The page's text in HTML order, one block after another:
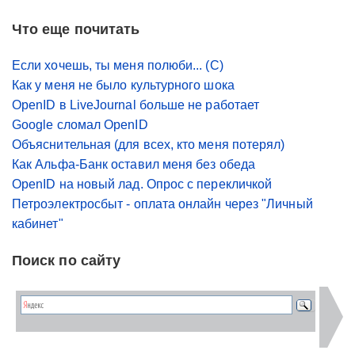
Что еще почитать
Если хочешь, ты меня полюби... (С)
Как у меня не было культурного шока
OpenID в LiveJournal больше не работает
Google сломал OpenID
Объяснительная (для всех, кто меня потерял)
Как Альфа-Банк оставил меня без обеда
OpenID на новый лад. Опрос с перекличкой
Петроэлектросбыт - оплата онлайн через "Личный
кабинет"
Поиск по сайту